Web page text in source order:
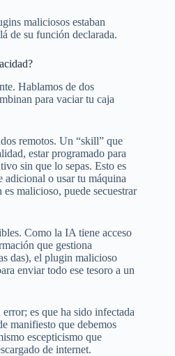
maliciosos estaban
de su función declarada.
Hablamos de dos
para vaciar tu caja
remotos. Un “skill” que
estar programado para
sin que lo sepas. Esto es
adicional o usar tu máquina
malicioso, puede secuestrar
Como la IA tiene acceso
que gestiona
das), el plugin malicioso
enviar todo ese tesoro a un
es que ha sido infectada
manifiesto que debemos
escepticismo que
de internet.